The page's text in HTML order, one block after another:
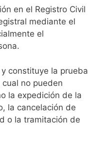
en el Registro Civil
mediante el
el
constituye la prueba
no pueden
la expedición de la
la cancelación de
o la tramitación de